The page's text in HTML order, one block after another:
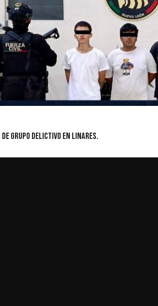
grupo delictivo en Linares.